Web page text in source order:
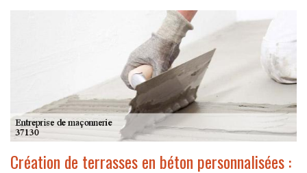
Création de terrasses en béton personnalisées :